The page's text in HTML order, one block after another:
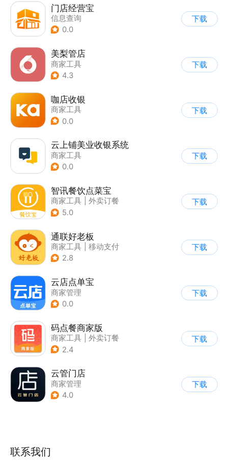
门店经营宝
信息查询
0.0
下载
美梨管店
商家工具
4.3
下载
咖店收银
商家工具
0.0
下载
云上铺美业收银系统
商家工具
0.0
下载
智讯餐饮点菜宝
商家工具
外卖订餐
5.0
下载
通联好老板
商家工具
移动支付
2.8
下载
云店点单宝
商家管理
0.0
下载
码点餐商家版
商家工具
外卖订餐
2.4
下载
云管门店
商家管理
4.0
下载
联系我们